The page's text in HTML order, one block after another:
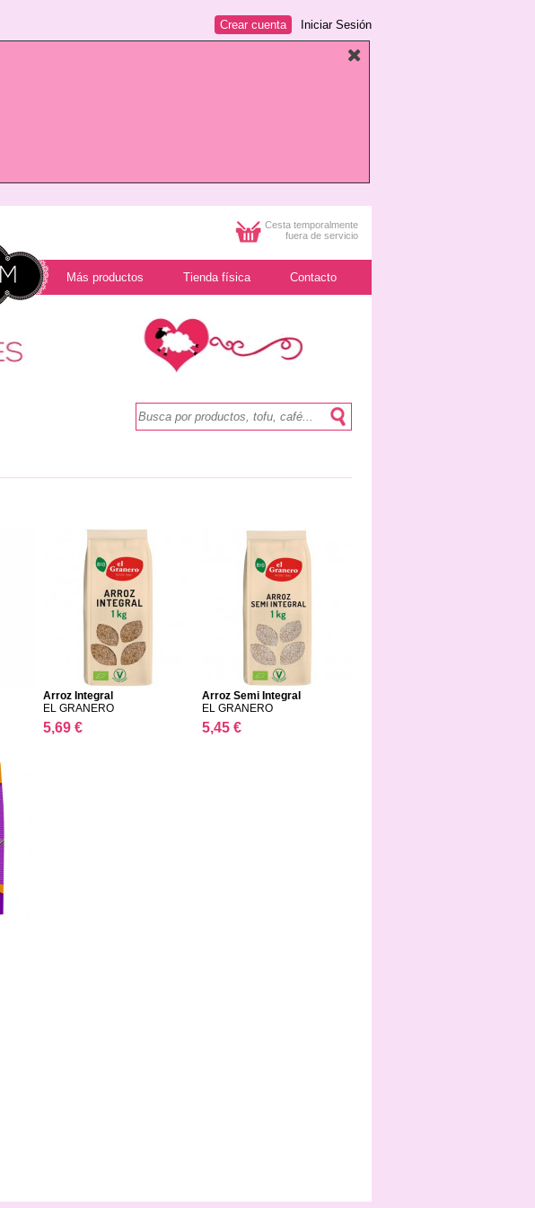
Iniciar Sesión
Crear cuenta
Cesta temporalmente
fuera de servicio
Más productos Tienda física Contacto
Arroz Integral
EL GRANERO
5,69 €
Arroz Semi Integral
EL GRANERO
5,45 €